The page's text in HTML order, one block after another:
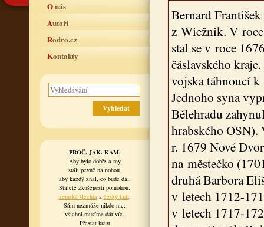
O nás
Autoři
Rodro.cz
Kontakty
PROČ. JAK. KAM.
Aby bylo dobře a my
stáli pevně na nohou,
aby každý znal, co bude dál.
Staleté zkušenosti pomohou:
zemská šlechtaa český král.
Sám nezmůže nikdo nic,
všichni musíme dát víc.
Přestat krást
Bernard
z Wiežnik. V
stal se v roce
čáslavského
vojska táhnoucí k
Jednoho syna
Bělehradu
hrabského
r. 1679 Nové
na městečko
druhá Barbora
v letech 1712-
v letech 1717-